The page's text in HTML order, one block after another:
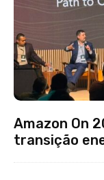
Amazon On
transição